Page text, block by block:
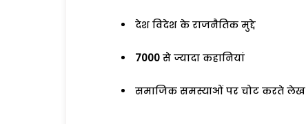
देश विदेश के राजनैतिक मुद्दे
7000 से ज्यादा कहानियां
समाजिक समस्याओं पर चोट करते लेख